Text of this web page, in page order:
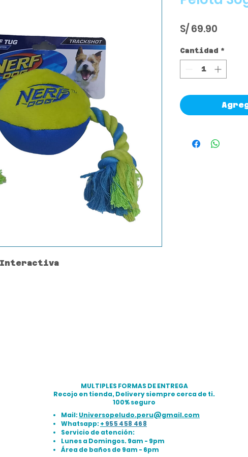
Interactiva
S/ 69.90
Cantidad *
MULTIPLES FORMAS DE ENTREGA
Recojo en tienda, Delivery siempre cerca de ti.
100% seguro
Mail:Universopeludo.peru@gmail.com
Whatsapp:+ 955 458 468
Servicio de atención:
Lunes a Domingos. 9am - 9pm
Área de baños de 9am - 6pm